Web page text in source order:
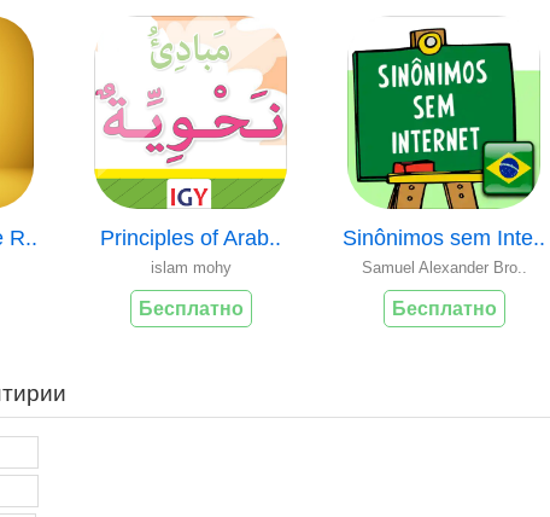
R.. Principles of Arab..
islam mohy
Бесплатно
Sinônimos sem Inte..
Samuel Alexander Bro..
Бесплатно